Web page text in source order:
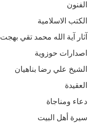
الفنون
الكتب الاسلامية
آثار آية الله محمد تقي بهجت
اصدارات حوزوية
الشيخ علي رضا بناهيان
العقيدة
دعاء ومناجاة
سيرة أهل البيت